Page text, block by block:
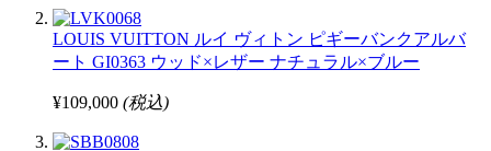
LOUIS VUITTON ルイ ヴィトン ピギーバンクアルバ
ート GI0363 ウッド×レザー ナチュラル×ブルー
¥109,000 (税込)